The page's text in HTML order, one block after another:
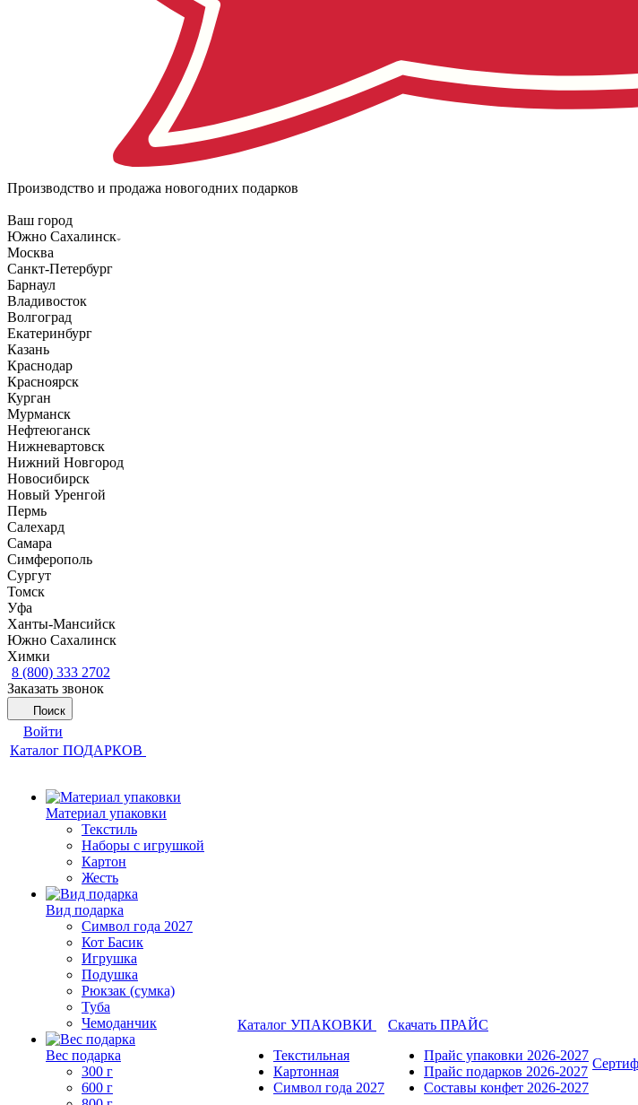
Производство и продажа новогодних подарков
Ваш город
Южно Сахалинск
Москва
Санкт-Петербург
Барнаул
Владивосток
Волгоград
Екатеринбург
Казань
Краснодар
Красноярск
Курган
Мурманск
Нефтеюганск
Нижневартовск
Нижний Новгород
Новосибирск
Новый Уренгой
Пермь
Салехард
Самара
Симферополь
Сургут
Томск
Уфа
Ханты-Мансийск
Южно Сахалинск
Химки
8 (800) 333 2702
Заказать звонок
Поиск
Войти
Каталог ПОДАРКОВ
Материал упаковки
Текстиль
Наборы с игрушкой
Картон
Жесть
Вид подарка
Символ года 2027
Кот Басик
Игрушка
Подушка
Рюкзак (сумка)
Туба
Чемоданчик
Вес подарка
300 г
600 г
Каталог УПАКОВКИ
Текстильная
Картонная
Символ года 2027
Скачать ПРАЙС
Прайс упаковки 2026-2027
Прайс подарков 2026-2027
Составы конфет 2026-2027